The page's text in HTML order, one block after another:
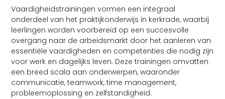
Vaardigheidstrainingen vormen een integraal
onderdeel van het praktijkonderwijs in kerkrade, waarbij
leerlingen worden voorbereid op een succesvolle
overgang naar de arbeidsmarkt door het aanleren van
essentiële vaardigheden en competenties die nodig zijn
voor werk en dagelijks leven. Deze trainingen omvatten
een breed scala aan onderwerpen, waaronder
communicatie, teamwork, time management,
probleemoplossing en zelfstandigheid.